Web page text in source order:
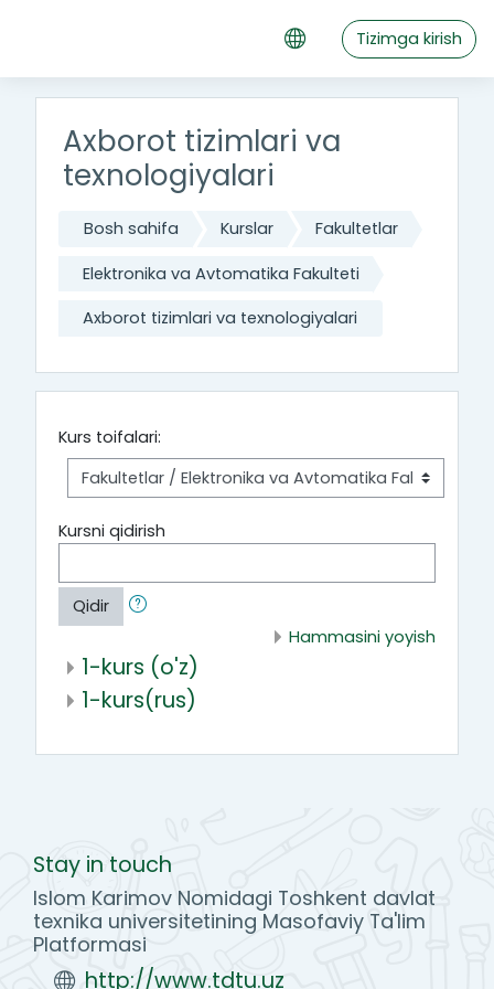
Tizimga kirish
Axborot tizimlari va
texnologiyalari
Bosh sahifa Kurslar Fakultetlar
Elektronika va Avtomatika Fakulteti
Axborot tizimlari va texnologiyalari
Kurs toifalari:
Kursni qidirish
Qidir
Hammasini yoyish
1-kurs (o'z)
1-kurs(rus)
Stay in touch
Islom Karimov Nomidagi Toshkent davlat
texnika universitetining Masofaviy Ta'lim
Platformasi
http://www.tdtu.uz